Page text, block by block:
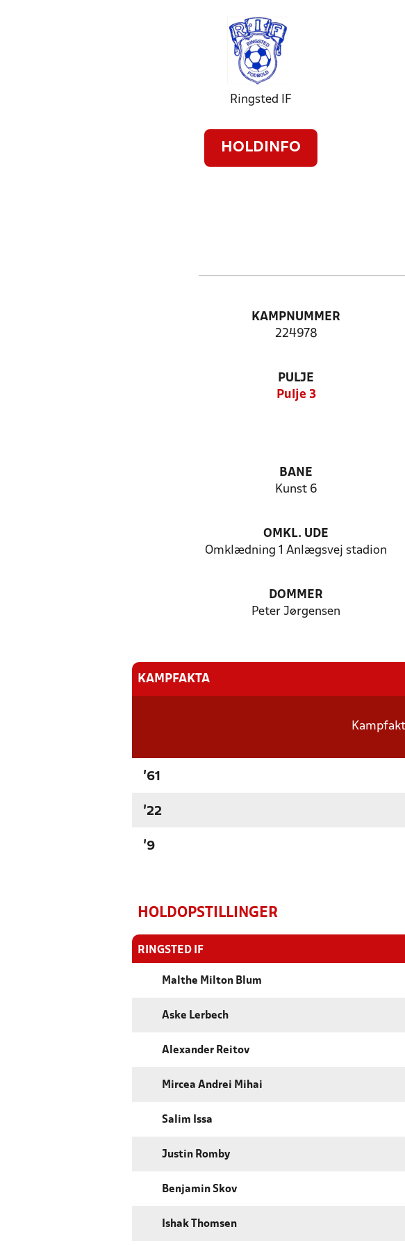
Ringsted IF
HOLDINFO
KAMPNUMMER
224978
PULJE
Pulje 3
BANE
Kunst 6
OMKL. UDE
Omklædning 1 Anlægsvej stadion
DOMMER
Peter Jørgensen
KAMPFAKTA
'61
'22
'9
HOLDOPSTILLINGER
RINGSTED IF
Malthe Milton Blum
Aske Lerbech
Alexander Reitov
Mircea Andrei Mihai
Salim Issa
Justin Romby
Benjamin Skov
Ishak Thomsen